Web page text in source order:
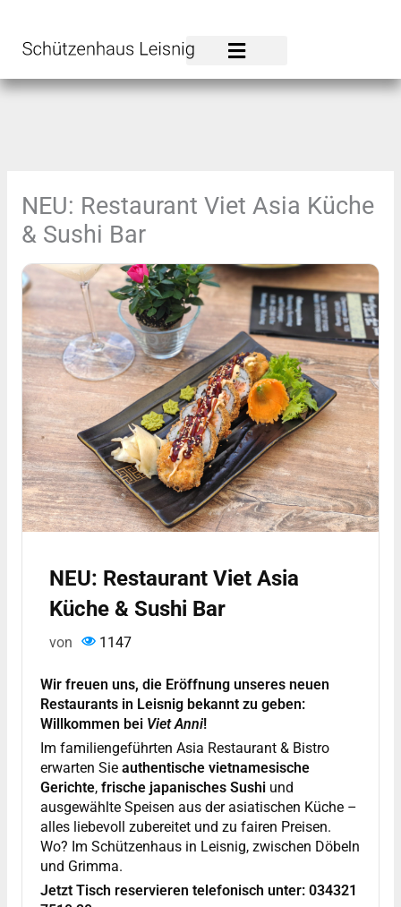
NEU: Restaurant Viet Asia Küche
& Sushi Bar
NEU: Restaurant Viet Asia
Küche & Sushi Bar
von 1147
Wir freuen uns, die Eröffnung unseres neuen
Restaurants in Leisnig bekannt zu geben:
Willkommen bei Viet Anni!
Im familiengeführten Asia Restaurant & Bistro
erwarten Sie authentische vietnamesische
Gerichte, frische japanisches Sushiund
ausgewählte Speisen aus der asiatischen Küche –
alles liebevoll zubereitet und zu fairen Preisen.
Wo? Im Schützenhaus in Leisnig, zwischen Döbeln
und Grimma.
Jetzt Tisch reservieren telefonisch unter: 034321